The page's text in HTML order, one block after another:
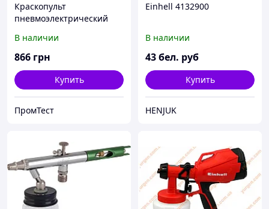
Краскопульт
пневмоэлектрический
В наличии
866 грн
Купить
ПромТест
Einhell 4132900
В наличии
43бел. руб
Купить
HENJUK